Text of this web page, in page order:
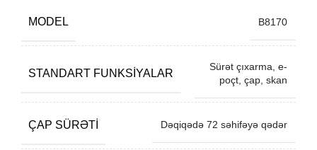
MODEL B8170
STANDART FUNKSIYALAR
Sürət çıxarma, e-
poçt, çap, skan
ÇAP SÜRƏTI Dəqiqədə 72 səhifəyə qədər